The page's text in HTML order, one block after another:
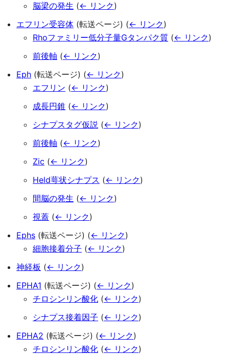
脳梁の発生 (← リンク)
エフリン受容体 (転送ページ) (← リンク)
Rhoファミリー低分子量Gタンパク質 (← リンク)
前後軸 (← リンク)
Eph (転送ページ) (← リンク)
エフリン (← リンク)
成長円錐 (← リンク)
シナプスタグ仮説 (← リンク)
前後軸 (← リンク)
Zic (← リンク)
Held萼状シナプス (← リンク)
間脳の発生 (← リンク)
視蓋 (← リンク)
Ephs (転送ページ) (← リンク)
細胞接着分子 (← リンク)
神経板 (← リンク)
EPHA1 (転送ページ) (← リンク)
チロシンリン酸化 (← リンク)
シナプス接着因子 (← リンク)
EPHA2 (転送ページ) (← リンク)
チロシンリン酸化 (← リンク)